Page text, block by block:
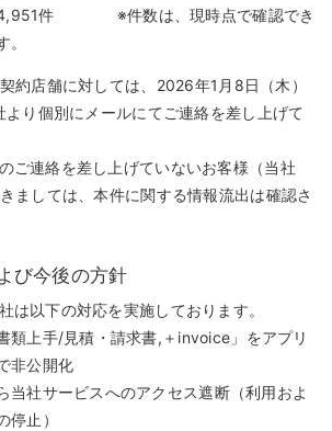
件 ※件数は、現時点で確認でき
約店舗に対しては、2026年1月8日（木）
り個別にメールにてご連絡を差し上げて
ご連絡を差し上げていないお客様（当社
ましては、本件に関する情報流出は確認さ
び今後の方針
は以下の対応を実施しております。
類上手/見積・請求書,＋invoice」をアプリ
非公開化
当社サービスへのアクセス遮断（利用およ
停止）